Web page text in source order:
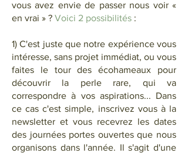
vous avez envie de passer nous voir «
en vrai » ? Voici 2 possibilités :
1) C'est juste que notre expérience vous
intéresse, sans projet immédiat, ou vous
faites le tour des écohameaux pour
découvrir la perle rare, qui va
correspondre à vos aspirations... Dans
ce cas c'est simple, inscrivez vous à la
newsletter et vous recevrez les dates
des journées portes ouvertes que nous
organisons dans l'année. Il s'agit d'une